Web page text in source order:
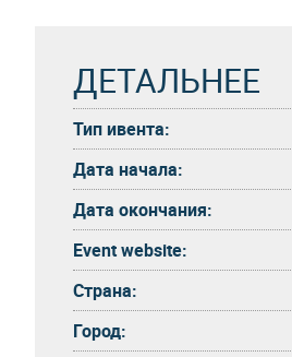
ДЕТАЛЬНЕЕ
Тип ивента:
Дата начала:
Дата окончания:
Event website:
Страна:
Город: